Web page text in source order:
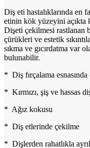
Diş eti hastalıklarında en
etinin kök yüzeyini açıkta
Dişeti çekilmesi rastlanan
çürükleri ve estetik
sıkma ve gıcırdatma var
bulunabilir.
* Diş fırçalama
* Kırmızı, şiş ve hassas
* Ağız kokusu
* Diş etlerinde çekilme
* Dişlerden rahatlıkla